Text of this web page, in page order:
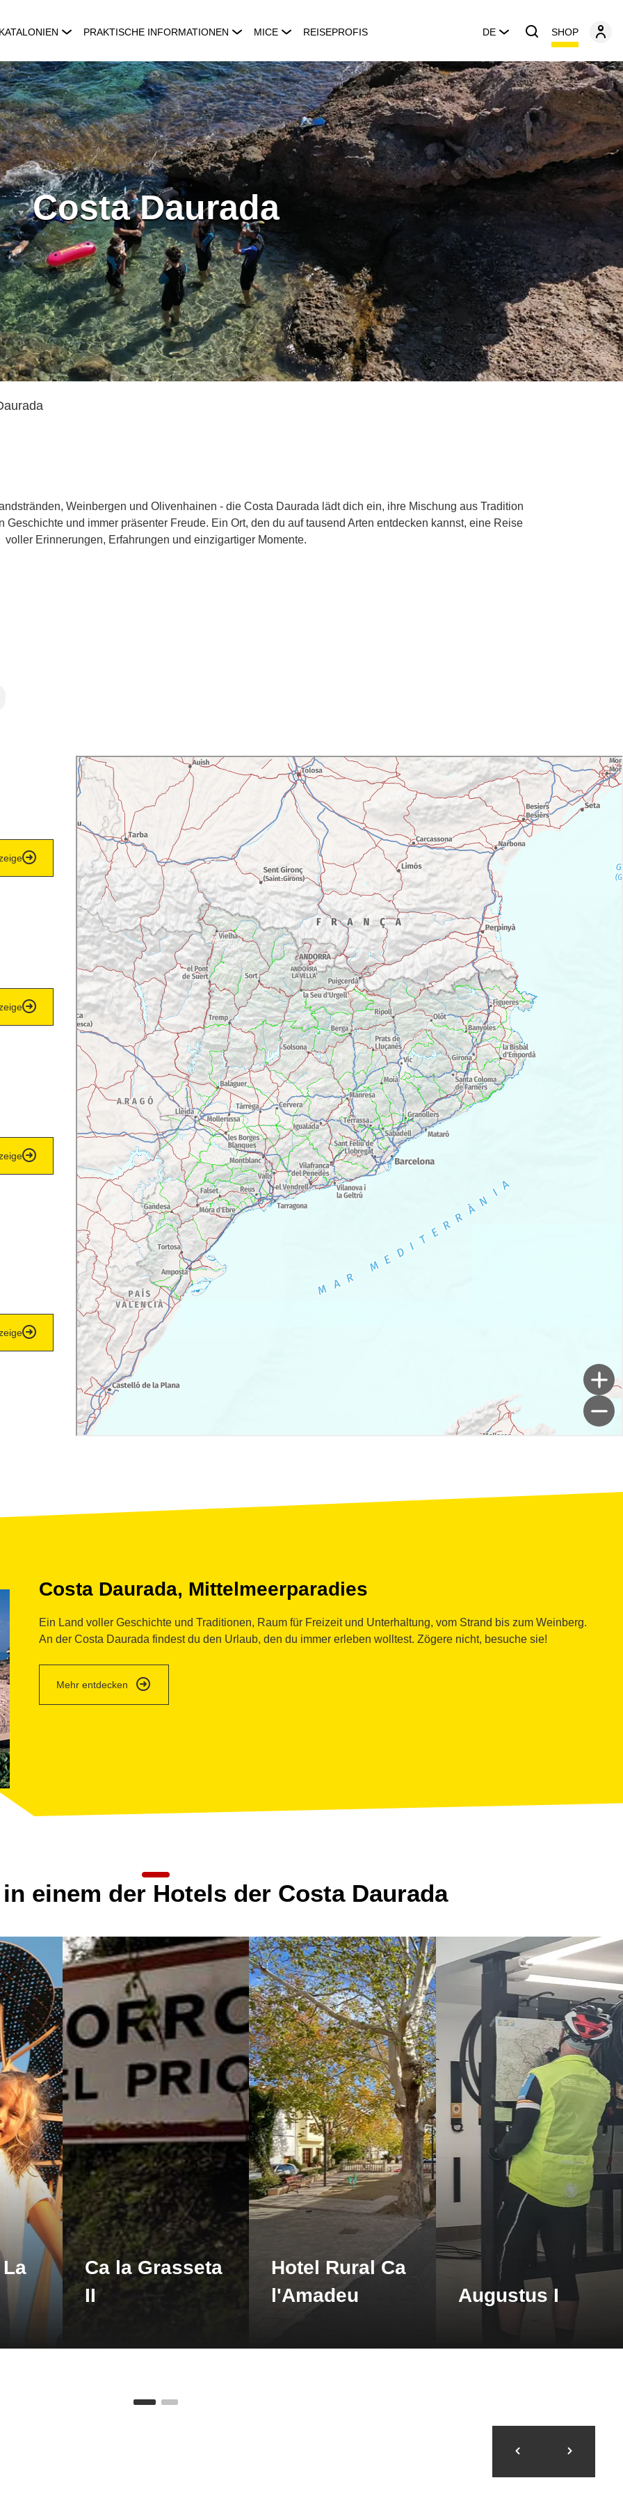
PRAKTISCHE INFORMATIONEN MICE REISEPROFIS DE SHOP
Costa Daurada
Weinbergen und Olivenhainen - die Costa Daurada lädt dich ein, ihre Mischung aus Tradition
Geschichte und immer präsenter Freude. Ein Ort, den du auf tausend Arten entdecken kannst, eine Reise
voller Erinnerungen, Erfahrungen und einzigartiger Momente.
Costa Daurada, Mittelmeerparadies
Ein Land voller Geschichte und Traditionen, Raum für Freizeit und Unterhaltung, vom Strand bis zum Weinberg.
An der Costa Daurada findest du den Urlaub, den du immer erleben wolltest. Zögere nicht, besuche sie!
Mehr entdecken
einem der Hotels der Costa Daurada
Ca la Grasseta
II
Hotel Rural Ca
l'Amadeu
Augustus I